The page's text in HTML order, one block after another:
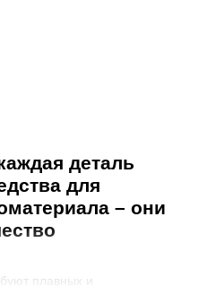
деталь
для
– они
плавных и